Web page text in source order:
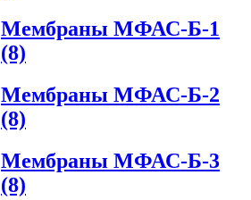
Мембраны МФАС-Б-1
(8)
Мембраны МФАС-Б-2
(8)
Мембраны МФАС-Б-3
(8)